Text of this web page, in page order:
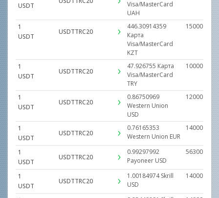
USDT
Visa/MasterCard
UAH
1
USDT
USDTTRC20
446.30914359
Карта
Visa/MasterCard
KZT
1
USDT
USDTTRC20
47.926755 Карта
Visa/MasterCard
TRY
1
USDT
USDTTRC20
0.86750969
Western Uniоn
USD
1
USDT
USDTTRC20
0.76165353
Western Uniоn EUR
1
USDT
USDTTRC20
0.99297992
Payoneer USD
1
USDT
USDTTRC20
1.00184974 Skrill
USD